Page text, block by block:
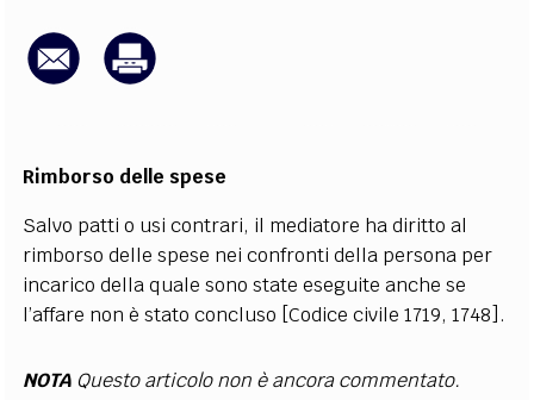
CODICI RUBRICHE
Rimborso delle spese
Salvo patti o usi contrari, il mediatore ha diritto al
rimborso delle spese nei confronti della persona per
incarico della quale sono state eseguite anche se
l’affare non è stato concluso [Codice civile 1719, 1748].
NOTA Questo articolo non è ancora commentato.